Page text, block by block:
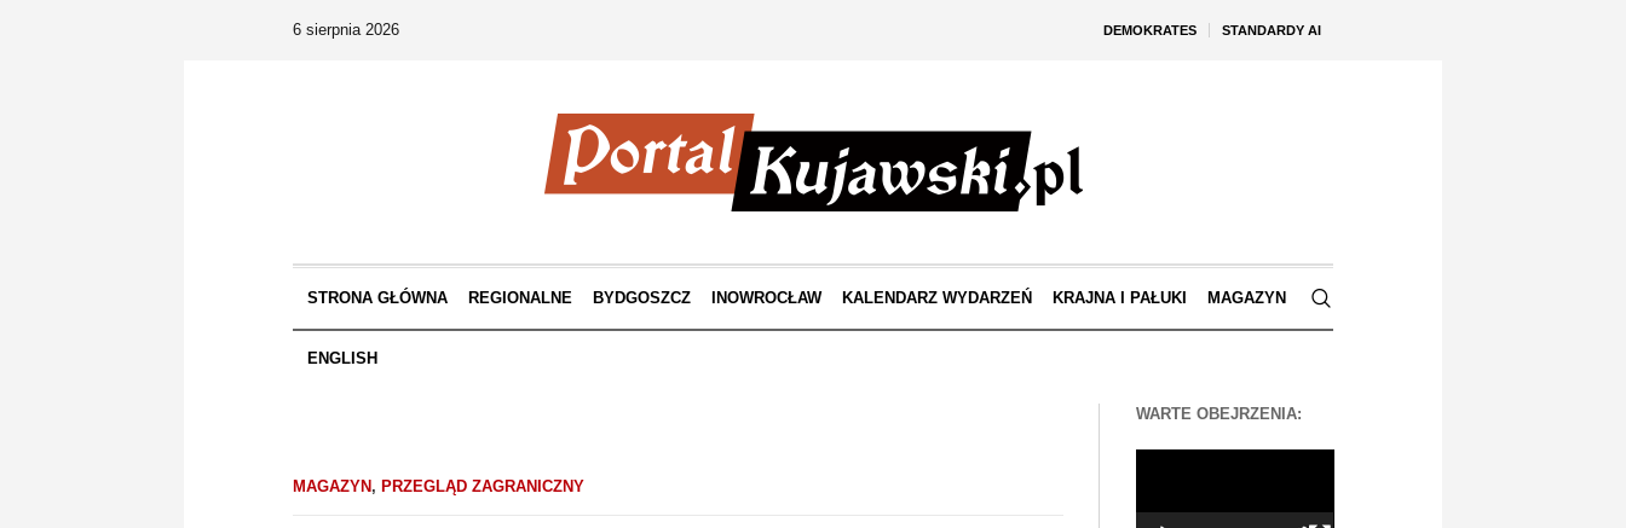
DEMOKRATES STANDARDY AI
6 sierpnia 2026
STRONA GŁÓWNA REGIONALNE BYDGOSZCZ INOWROCŁAW KALENDARZ WYDARZEŃ KRAJNA I PAŁUKI MAGAZYN
ENGLISH
MAGAZYN , PRZEGLĄD ZAGRANICZNY
WARTE OBEJRZENIA: